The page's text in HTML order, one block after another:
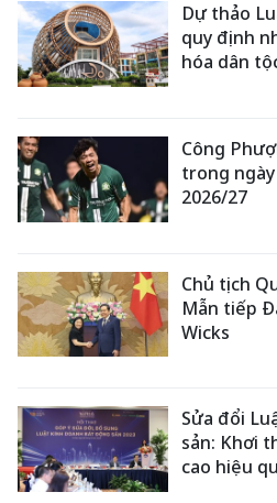
Dự thảo
quy định
hóa dân
Công
trong
2026/27
Chủ tịch
Mẫn tiếp
Wicks
Sửa đổi
sản: Khơi
cao hiệu